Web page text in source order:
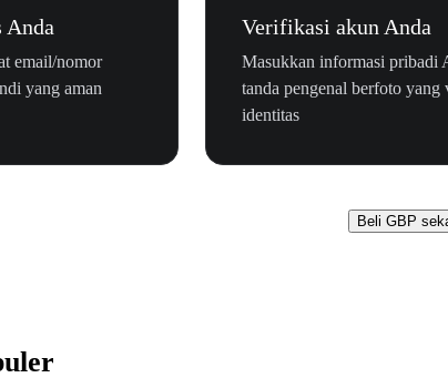
Anda
email/nomor
yang aman
Verifikasi akun Anda
Masukkan informasi pribadi
tanda pengenal berfoto
identitas
Beli GBP